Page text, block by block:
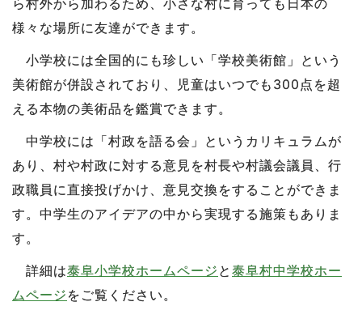
ら村外から加わるため、小さな村に育っても日本の
様々な場所に友達ができます。
小学校には全国的にも珍しい「学校美術館」という
美術館が併設されており、児童はいつでも300点を超
える本物の美術品を鑑賞できます。
中学校には「村政を語る会」というカリキュラムが
あり、村や村政に対する意見を村長や村議会議員、行
政職員に直接投げかけ、意見交換をすることができま
す。中学生のアイデアの中から実現する施策もありま
す。
詳細は泰阜小学校ホームページ と 泰阜村中学校ホー
ムページ をご覧ください。